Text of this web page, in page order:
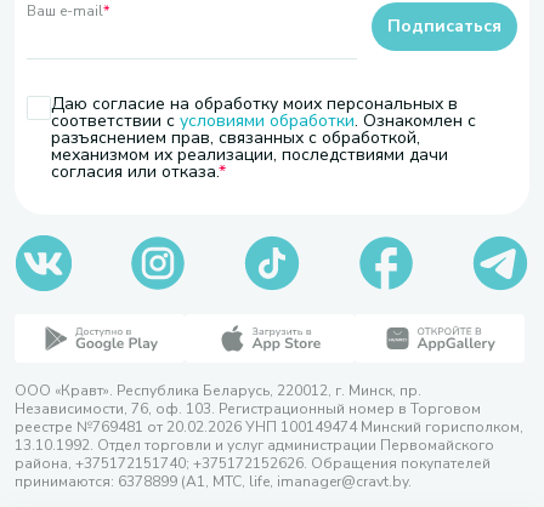
Ваш e-mail*
Даю согласие на обработку моих персональных в
соответствии с условиями обработки. Ознакомлен с
разъяснением прав, связанных с обработкой,
механизмом их реализации, последствиями дачи
согласия или отказа.
Подписаться
ООО «Кравт». Республика Беларусь, 220012, г. Минск, пр.
Независимости, 76, оф. 103. Регистрационный номер в Торговом
реестре №769481 от 20.02.2026 УНП 100149474 Минский горисполком,
13.10.1992. Отдел торговли и услуг администрации Первомайского
района, +375172151740; +375172152626. Обращения покупателей
принимаются: 6378899 (А1, МТС, life, imanager@cravt.by.